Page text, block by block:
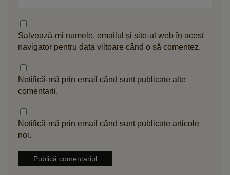
Salvează-mi numele, emailul și site-ul web în acest
navigator pentru data viitoare când o să comentez.
Notifică-mă prin email când sunt publicate alte
comentarii.
Notifică-mă prin email când sunt publicate articole
noi.